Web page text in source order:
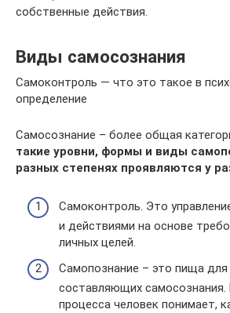
собственные действия.
Виды самосознания
Самоконтроль — что это такое в
определение
Самосознание – более общая
такие уровни, формы и виды
разных степенях проявляются у
Самоконтроль. Это
и действиями на основе
личных целей.
Самопознание – это пища
составляющих самосознания.
процесса человек понимает,